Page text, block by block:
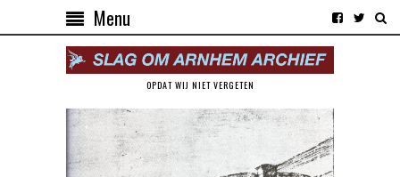
Menu
OPDAT WIJ NIET VERGETEN